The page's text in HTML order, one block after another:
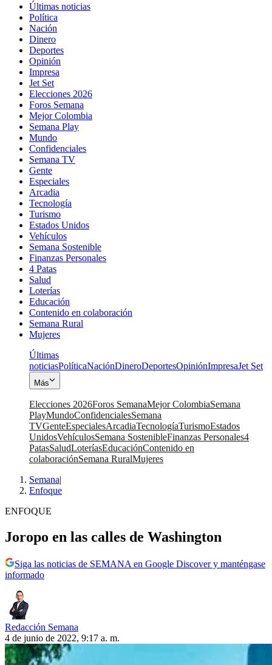
Últimas noticias
Política
Nación
Dinero
Deportes
Opinión
Impresa
Jet Set
Elecciones 2026
Foros Semana
Mejor Colombia
Semana Play
Mundo
Confidenciales
Semana TV
Gente
Especiales
Arcadia
Tecnología
Turismo
Estados Unidos
Vehículos
Semana Sostenible
Finanzas Personales
4 Patas
Salud
Loterías
Educación
Contenido en colaboración
Semana Rural
Mujeres
Últimas
noticiasPolíticaNaciónDineroDeportesOpiniónImpresaJet Set
Más
Elecciones 2026Foros SemanaMejor ColombiaSemana
PlayMundoConfidencialesSemana
TVGenteEspecialesArcadiaTecnologíaTurismoEstados
UnidosVehículosSemana SostenibleFinanzas Personales4
PatasSaludLoteríasEducaciónContenido en
colaboraciónSemana RuralMujeres
Semana|
Enfoque
ENFOQUE
Joropo en las calles de Washington
Siga las noticias de SEMANA en Google Discover y manténgase
informado
Redacción Semana
4 de junio de 2022, 9:17 a. m.